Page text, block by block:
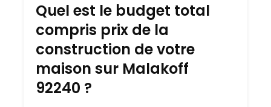
Quel est le budget total
compris prix de la
construction de votre
maison sur Malakoff
92240 ?